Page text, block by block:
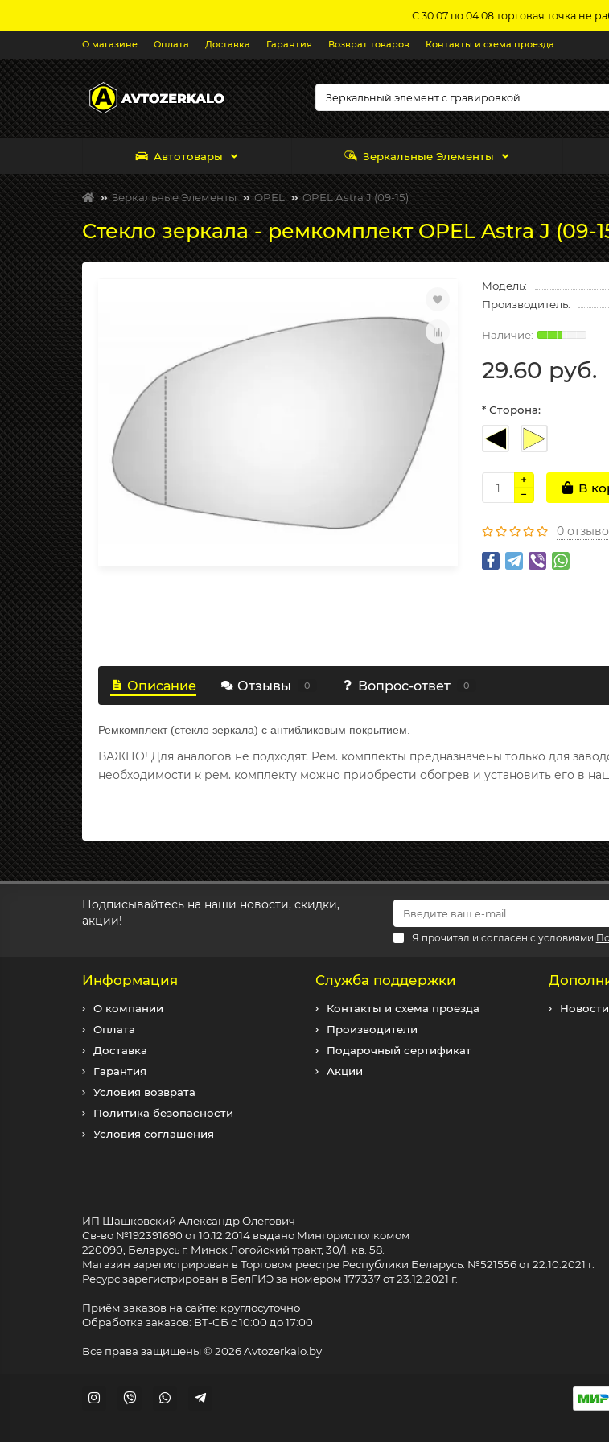
С 30.07 по 04.08 торговая точка не
О магазине Оплата Доставка Гарантия Возврат товаров Контакты и схема проезда
Автотовары Зеркальные Элементы
Зеркальные Элементы OPEL OPEL Astra J (09-15)
Стекло зеркала - ремкомплект OPEL Astra J (09-
Модель:
Производитель:
29.60 руб.
* Сторона:
В
0
Описание Отзывы 0 Вопрос-ответ 0
Ремкомплект (стекло зеркала) с антибликовым покрытием.
ВАЖНО! Для аналогов не подходят. Рем. комплекты предназначены только для
необходимости к рем. комплекту можно приобрести обогрев и установить его в
Подписывайтесь на наши новости, скидки,
акции!
Я прочитал и согласен с условиями
Информация
О компании
Оплата
Доставка
Гарантия
Условия возврата
Политика безопасности
Условия соглашения
Служба поддержки
Контакты и схема проезда
Производители
Подарочный сертификат
Акции
Новости
ИП Шашковский Александр Олегович
Св-во №192391690 от 10.12.2014 выдано Мингорисполкомом
220090, Беларусь г. Минск Логойский тракт, 30/1, кв. 58.
Магазин зарегистрирован в Торговом реестре Республики Беларусь: №521556 от 22.10.2021 г.
Ресурс зарегистрирован в БелГИЭ за номером 177337 от 23.12.2021 г.
Приём заказов на сайте: круглосуточно
Обработка заказов: ВТ-СБ с 10:00 до 17:00
Все права защищены © 2026 Avtozerkalo.by